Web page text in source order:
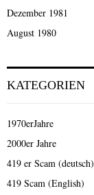
Dezember 1981
August 1980
KATEGORIEN
1970erJahre
2000er Jahre
419 er Scam (deutsch)
419 Scam (English)